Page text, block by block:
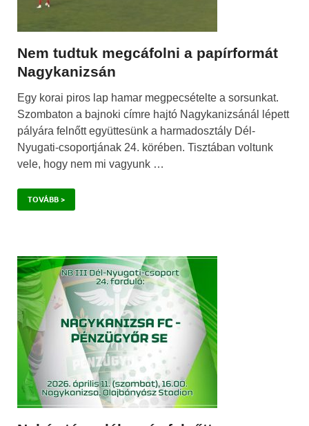
Nem tudtuk megcáfolni a papírformát
Nagykanizsán
Egy korai piros lap hamar megpecsételte a sorsunkat.
Szombaton a bajnoki címre hajtó Nagykanizsánál lépett
pályára felnőtt együttesünk a harmadosztály Dél-
Nyugati-csoportjának 24. körében. Tisztában voltunk
vele, hogy nem mi vagyunk …
TOVÁBB >